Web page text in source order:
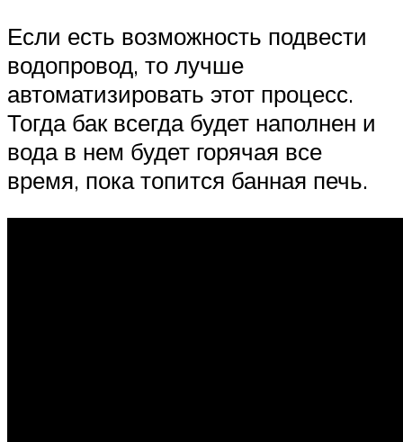
Если есть возможность подвести
водопровод, то лучше
автоматизировать этот процесс.
Тогда бак всегда будет наполнен и
вода в нем будет горячая все
время, пока топится банная печь.